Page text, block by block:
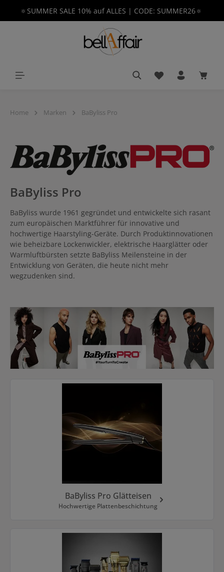
springen
🔅SUMMER SALE 10% auf ALLES | CODE: SUMMER26🔅
Du hast 0
Home Marken BaByliss Pro
BaByliss Pro
BaByliss wurde 1961 gegründet und entwickelte sich rasant
zum europäischen Marktführer für innovative und
hochwertige Haarstyling-Geräte. Durch Produktinnovationen
wie beheizbare Lockenwickler, elektrische Haarglätter oder
Warmluftbürsten setzte BaByliss Meilensteine in der
Entwicklung von Geräten, die heute nicht mehr
wegzudenken sind.
Kategoriegalerie überspringen
BaByliss Pro Glätteisen
Hochwertige Plattenbeschichtung